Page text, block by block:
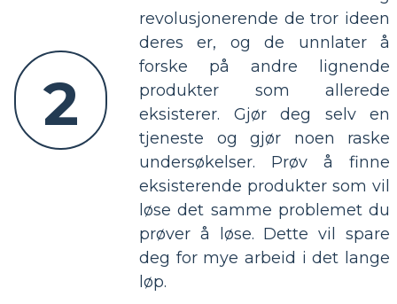
2
revolusjonerende de tror ideen
deres er, og de unnlater å
forske på andre lignende
produkter som allerede
eksisterer. Gjør deg selv en
tjeneste og gjør noen raske
undersøkelser. Prøv å finne
eksisterende produkter som vil
løse det samme problemet du
prøver å løse. Dette vil spare
deg for mye arbeid i det lange
løp.